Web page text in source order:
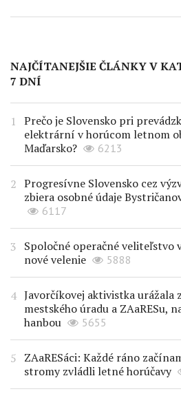
NAJČÍTANEJŠIE ČLÁNKY V
7 DNÍ
Prečo je Slovensko pri
elektrární v horúcom letnom
Maďarsko?
6213
Progresívne Slovensko cez
zbiera osobné údaje
6117
Spoločné operačné veliteľstvo
nové velenie
5888
Javorčíkovej aktivistka urážala
mestského úradu a ZAaRESu,
hanbou
5655
ZAaRESáci: Každé ráno
stromy zvládli letné horúčavy